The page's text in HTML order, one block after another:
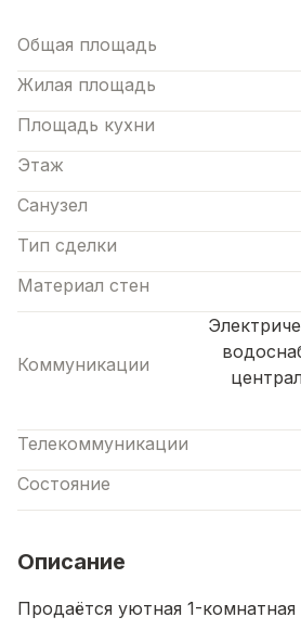
Общая площадь
Жилая площадь
Площадь кухни
Этаж
Санузел
Тип сделки
Материал стен
Коммуникации
Телекоммуникации
Состояние
Описание
Продаётся уютная 1-